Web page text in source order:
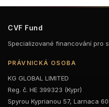
CVF Fund
Specializované financování pro
PRÁVNICKÁ OSOBA
KG GLOBAL LIMITED
Reg. č. HE 399323 (Kypr)
Spyrou Kyprianou 57, Larnaca